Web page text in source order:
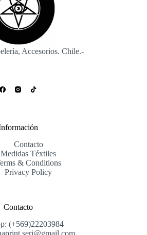
Accesorios. Chile.-
Contacto
Medidas Téxtiles
& Conditions
Privacy Policy
Contacto
(+569)22203984